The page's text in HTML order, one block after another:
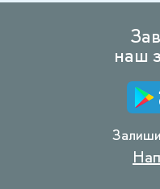
наш